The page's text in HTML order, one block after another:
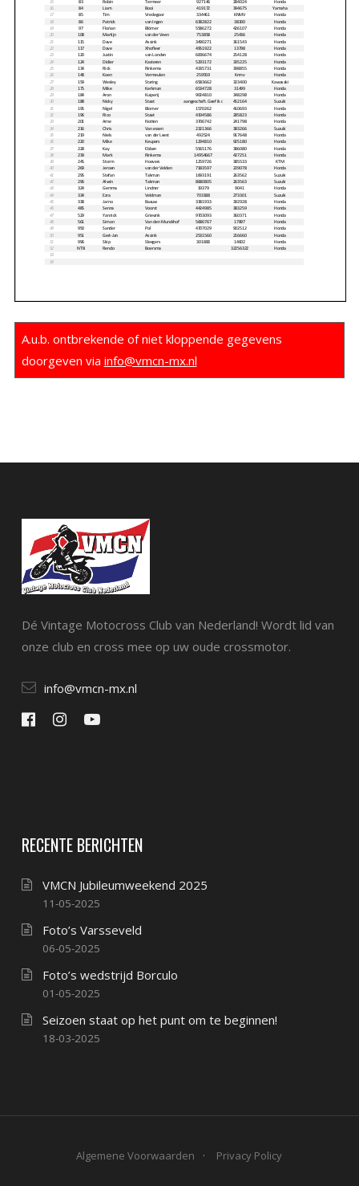
A.u.b. ontbrekende of niet kloppende gegevens
doorgeven via info@vmcn-mx.nl
Dé Vintage Motocross Club van Nederland! Wordt lid van
onze club en cross mee op uw oude crossmotor.
info@vmcn-mx.nl
RECENTE BERICHTEN
VMCN Jubileumweekend 2025
11-05-2025
Foto’s Varsseveld
06-05-2025
Foto’s wedstrijd Borculo
01-05-2025
Seizoen staat op het punt om te beginnen!
18-03-2025
Algemene Voorwaarden Privacy Policy